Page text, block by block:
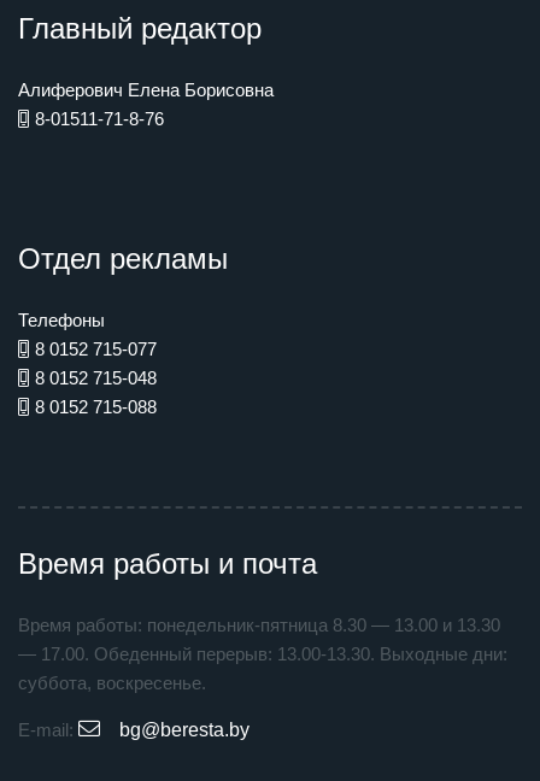
Главный редактор
Алиферович Елена Борисовна
8-01511-71-8-76
Отдел рекламы
Телефоны
8 0152 715-077
8 0152 715-048
8 0152 715-088
Время работы и почта
Время работы: понедельник-пятница 8.30 — 13.00 и 13.30
— 17.00. Обеденный перерыв: 13.00-13.30. Выходные дни:
суббота, воскресенье.
E-mail: bg@beresta.by